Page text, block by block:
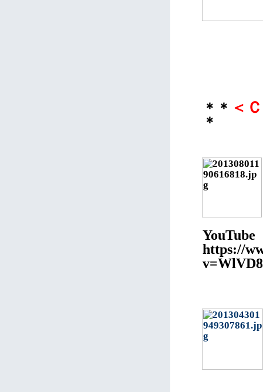
＊＊ ＜
＊
https://